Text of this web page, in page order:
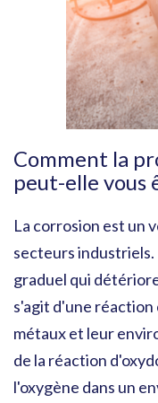
Comment la
peut-elle vous
La corrosion est un
secteurs industriels.
graduel qui
s'agit d'une
métaux et leur
de la réaction
l'oxygène dans un